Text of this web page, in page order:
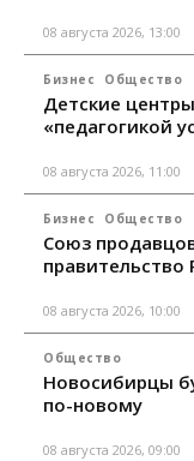
08 августа 2026, 13:00
Бизнес Общество
Детские
«педагогикой
08 августа 2026, 11:00
Бизнес Общество
Союз
правительство
08 августа 2026, 10:00
Общество
Новосибирцы
по-новому
08 августа 2026, 09:00